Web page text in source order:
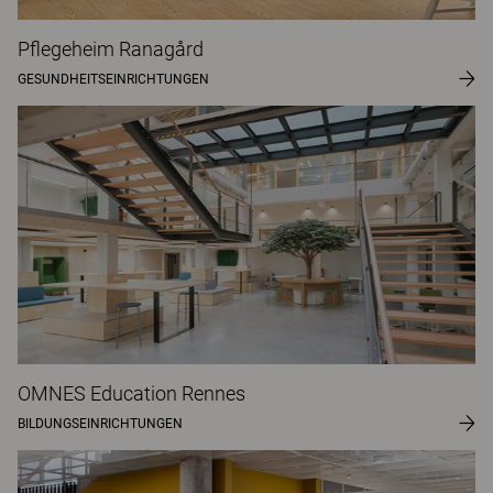
Pflegeheim Ranagård
GESUNDHEITSEINRICHTUNGEN
OMNES Education Rennes
BILDUNGSEINRICHTUNGEN